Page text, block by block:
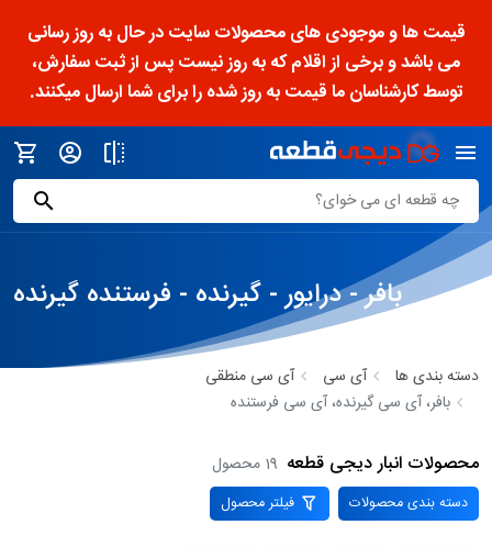
قیمت ها و موجودی های محصولات سایت در حال به روز رسانی
می باشد و برخی از اقلام که به روز نیست پس از ثبت سفارش،
توسط کارشناسان ما قیمت به روز شده را برای شما ارسال میکنند.
بافر‌ - درایور‌ - گیرنده‌ - فرستنده گیرنده
دسته بندی ها آی سی
آی سی منطقی
بافر، آی سی گیرنده، آی سی فرستنده
محصولات انبار دیجی قطعه 19 محصول
دسته بندی محصولات فیلتر محصول